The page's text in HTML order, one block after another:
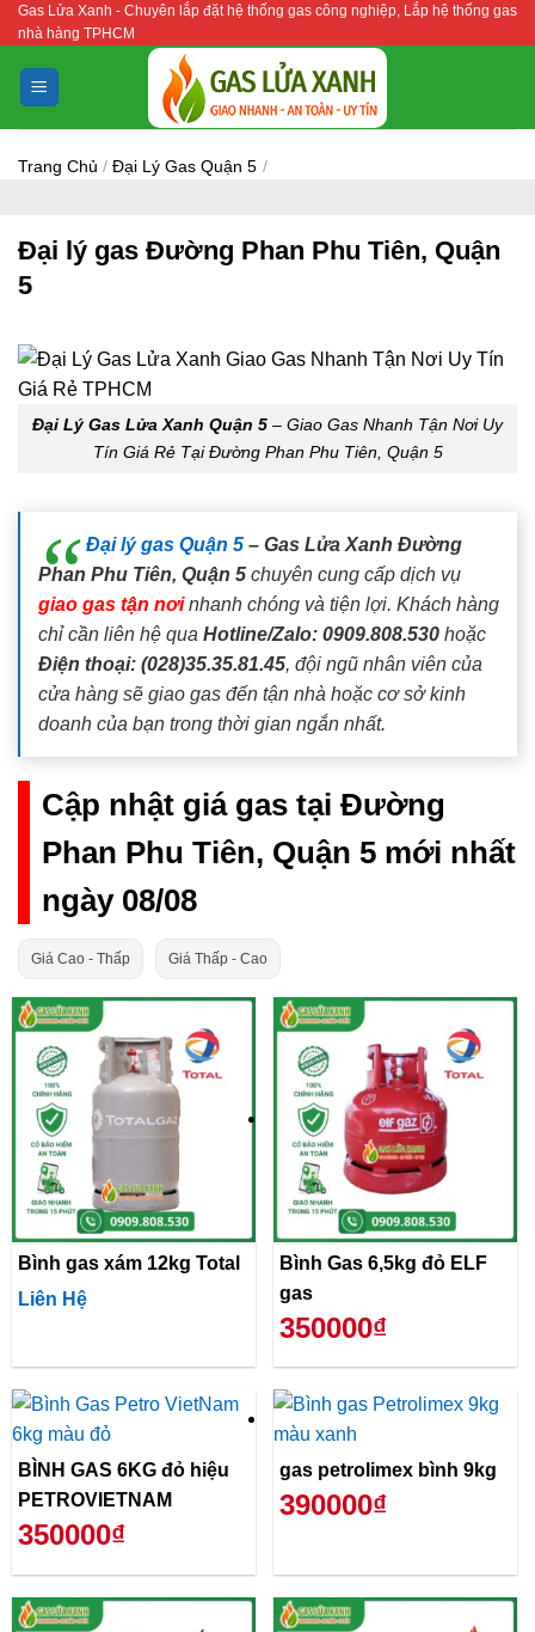
Bỏ
qua
nội
dung
Gas Lửa Xanh - Chuyên lắp đặt hệ thống gas công nghiệp, Lắp hệ thống gas
nhà hàng TPHCM
Trang Chủ / Đại Lý Gas Quận 5 /
Đại lý gas Đường Phan Phu Tiên, Quận
5
Đại Lý Gas Lửa Xanh Quận 5 – Giao Gas Nhanh Tận Nơi Uy
Tín Giá Rẻ Tại Đường Phan Phu Tiên, Quận 5
Đại lý gas Quận 5 – Gas Lửa Xanh Đường
Phan Phu Tiên, Quận 5 chuyên cung cấp dịch vụ
giao gas tận nơinhanh chóng và tiện lợi. Khách hàng
chỉ cần liên hệ qua Hotline/Zalo: 0909.808.530 hoặc
Điện thoại: (028)35.35.81.45, đội ngũ nhân viên của
cửa hàng sẽ giao gas đến tận nhà hoặc cơ sở kinh
doanh của bạn trong thời gian ngắn nhất.
Cập nhật giá gas tại Đường
Phan Phu Tiên, Quận 5 mới nhất
ngày 08/08
Giá Cao - Thấp Giá Thấp - Cao
Bình gas xám 12kg Total
Liên Hệ
Bình Gas 6,5kg đỏ ELF
gas
350000₫
BÌNH GAS 6KG đỏ hiệu
PETROVIETNAM
350000₫
gas petrolimex bình 9kg
390000₫